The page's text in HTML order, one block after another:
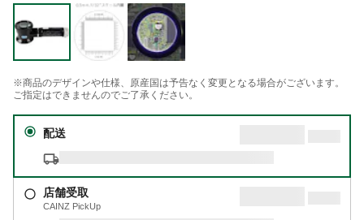
※商品のデザインや仕様、原産国は予告なく変更となる場合がございます。
ご指定はできませんのでご了承ください。
配送
店舗受取
CAINZ PickUp